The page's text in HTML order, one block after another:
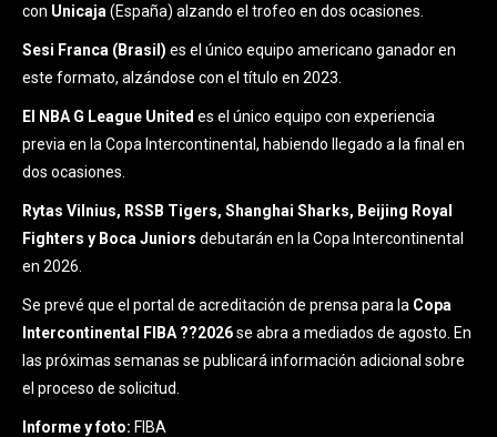
con Unicaja (España) alzando el trofeo en dos ocasiones.
Sesi Franca (Brasil) es el único equipo americano ganador en
este formato, alzándose con el título en 2023.
El NBA G League United es el único equipo con experiencia
previa en la Copa Intercontinental, habiendo llegado a la final en
dos ocasiones.
Rytas Vilnius, RSSB Tigers, Shanghai Sharks, Beijing Royal
Fighters y Boca Juniors debutarán en la Copa Intercontinental
en 2026.
Se prevé que el portal de acreditación de prensa para la Copa
Intercontinental FIBA ??2026se abra a mediados de agosto. En
las próximas semanas se publicará información adicional sobre
el proceso de solicitud.
Informe y foto: FIBA